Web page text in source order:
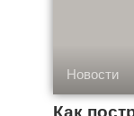
Новости
Как